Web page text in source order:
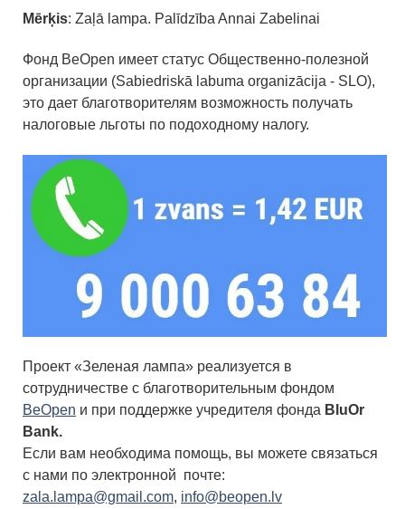
Mērķis: Zaļā lampa. Palīdzība Annai Zabelinai
Фонд BeOpen имеет статус Общественно-полезной
организации (Sabiedriskā labuma organizācija - SLO),
это дает благотворителям возможность получать
налоговые льготы по подоходному налогу.
Проект «Зеленая лампа» реализуется в
сотрудничестве с благотворительным фондом
BeOpen и при поддержке учредителя фонда BluOr
Bank.
Если вам необходима помощь, вы можете связаться
с нами по электронной почте:
zala.lampa@gmail.com, info@beopen.lv